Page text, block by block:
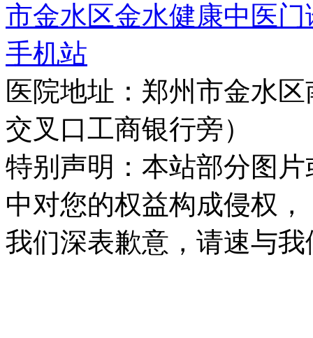
市金水区金水健康中医
手机站
医院地址：郑州市金水
交叉口工商银行旁）
特别声明：本站部分图
中对您的权益构成侵权，
我们深表歉意，请速与